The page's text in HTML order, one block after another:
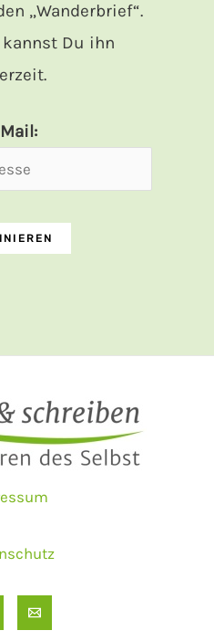
„Wanderbrief“.
Du ihn